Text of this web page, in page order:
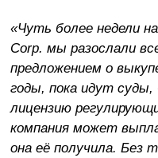
«Чуть более недели
Corp. мы разослали
предложением о
годы, пока идут
лицензию
компания может
она её получила. Без